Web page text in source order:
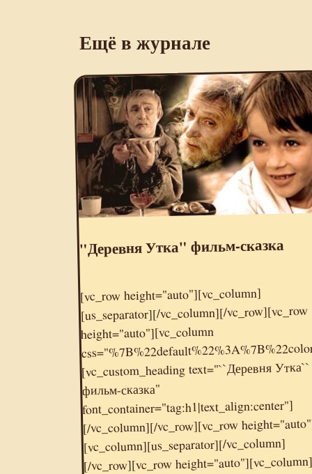
Ещё в журнале
"Деревня Утка" фильм-сказка
[vc_row height="auto"][vc_column]
[us_separator][/vc_column][/vc_row][vc_row
height="auto"][vc_column
[vc_custom_heading text="``Деревня Утка``
фильм-сказка"
font_container="tag:h1|text_align:center"]
[/vc_column][/vc_row][vc_row
[vc_column][us_separator][/vc_column]
[/vc_row][vc_row height="auto"][vc_column]
[vc_raw_html]JTNDaWZyYW1lJTIwd2lkdGglM0QlMjI1NjAlMjIlMjBoZWlnaHQlM0QlMjIzMTUlMjIlMjBzcmMlM0QlMjIlMkYlMkZvay5ydSUyRnZpZGVvZW1iZWQlMkY3NTIyOTE0NzMyNjM1JTNGbm9jaGF0JTNEMSUyMiUyMGZyYW1lYm9yZGVyJTNEJTIyMCUyMiUyMGFsbG93JTNEJTIyYXV0b3BsYXklMjIlMjBhbGxvd2Z1bGxzY3JlZW4lM0UlM0MlMkZpZnJhbWUlM0U=